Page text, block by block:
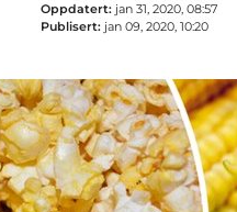
Oppdatert: jan 31, 2020, 08:57
Publisert: jan 09, 2020, 10:20